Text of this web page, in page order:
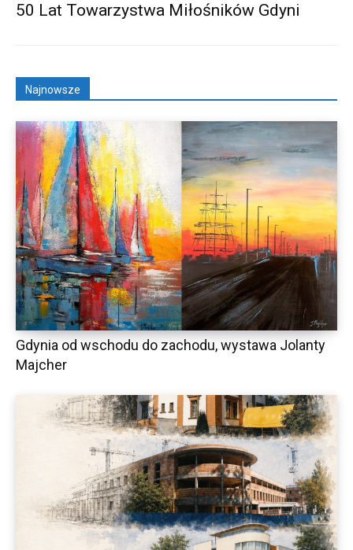
50 Lat Towarzystwa Miłośników Gdyni
Najnowsze
Gdynia od wschodu do zachodu, wystawa Jolanty
Majcher